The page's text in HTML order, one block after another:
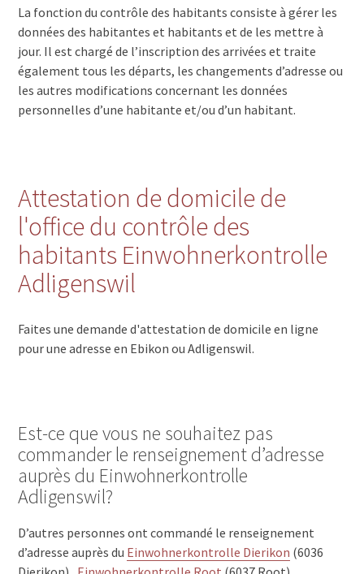
La fonction du contrôle des habitants consiste à gérer les
données des habitantes et habitants et de les mettre à
jour. Il est chargé de l’inscription des arrivées et traite
également tous les départs, les changements d’adresse ou
les autres modifications concernant les données
personnelles d’une habitante et/ou d’un habitant.
Attestation de domicile de
l'office du contrôle des
habitants Einwohnerkontrolle
Adligenswil
Faites une demande d'attestation de domicile en ligne
pour une adresse en Ebikon ou Adligenswil.
Est-ce que vous ne souhaitez pas
commander le renseignement d’adresse
auprès du Einwohnerkontrolle
Adligenswil?
D’autres personnes ont commandé le renseignement
d’adresse auprès du Einwohnerkontrolle Dierikon (6036